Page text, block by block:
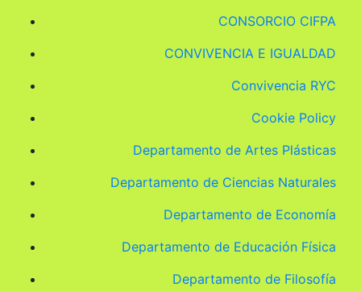
CONSORCIO CIFPA
CONVIVENCIA E IGUALDAD
Convivencia RYC
Cookie Policy
Departamento de Artes Plásticas
Departamento de Ciencias Naturales
Departamento de Economía
Departamento de Educación Física
Departamento de Filosofía